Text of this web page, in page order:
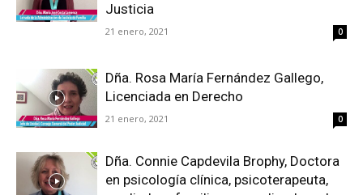
Justicia
21 enero, 2021 0
Dña. Rosa María Fernández Gallego,
Licenciada en Derecho
21 enero, 2021 0
Dña. Connie Capdevila Brophy, Doctora
en psicología clínica, psicoterapeuta,